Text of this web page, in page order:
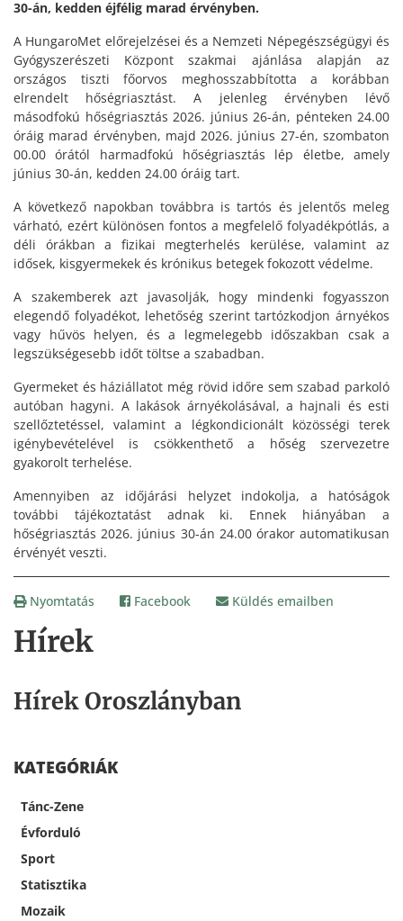
Hírek
Hírek Oroszlányban
KATEGÓRIÁK
Tánc-Zene
Évforduló
Sport
Statisztika
Mozaik
30-án, kedden éjfélig marad érvényben.
A HungaroMet előrejelzései és a Nemzeti Népegészségügyi és
Gyógyszerészeti Központ szakmai ajánlása alapján az
országos tiszti főorvos meghosszabbította a korábban
elrendelt hőségriasztást. A jelenleg érvényben lévő
másodfokú hőségriasztás 2026. június 26-án, pénteken 24.00
óráig marad érvényben, majd 2026. június 27-én, szombaton
00.00 órától harmadfokú hőségriasztás lép életbe, amely
június 30-án, kedden 24.00 óráig tart.
A következő napokban továbbra is tartós és jelentős meleg
várható, ezért különösen fontos a megfelelő folyadékpótlás, a
déli órákban a fizikai megterhelés kerülése, valamint az
idősek, kisgyermekek és krónikus betegek fokozott védelme.
A szakemberek azt javasolják, hogy mindenki fogyasszon
elegendő folyadékot, lehetőség szerint tartózkodjon árnyékos
vagy hűvös helyen, és a legmelegebb időszakban csak a
legszükségesebb időt töltse a szabadban.
Gyermeket és háziállatot még rövid időre sem szabad parkoló
autóban hagyni. A lakások árnyékolásával, a hajnali és esti
szellőztetéssel, valamint a légkondicionált közösségi terek
igénybevételével is csökkenthető a hőség szervezetre
gyakorolt terhelése.
Amennyiben az időjárási helyzet indokolja, a hatóságok
további tájékoztatást adnak ki. Ennek hiányában a
hőségriasztás 2026. június 30-án 24.00 órakor automatikusan
érvényét veszti.
Nyomtatás Facebook Küldés emailben